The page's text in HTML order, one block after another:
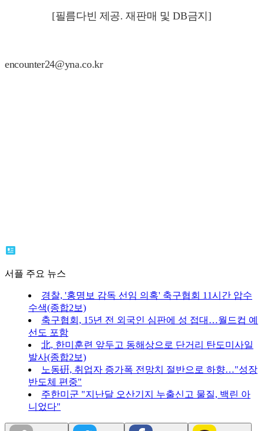
[필름다빈 제공. 재판매 및 DB금지]
encounter24@yna.co.kr
서플 주요 뉴스
경찰, '홍명보 감독 선임 의혹' 축구협회 11시간 압수
수색(종합2보)
축구협회, 15년 전 외국인 심판에 성 접대…월드컵 예
선도 포함
北, 한미훈련 앞두고 동해상으로 단거리 탄도미사일
발사(종합2보)
노동硏, 취업자 증가폭 전망치 절반으로 하향…"성장
반도체 편중"
주한미군 "지난달 오산기지 누출신고 물질, 백린 아
니었다"